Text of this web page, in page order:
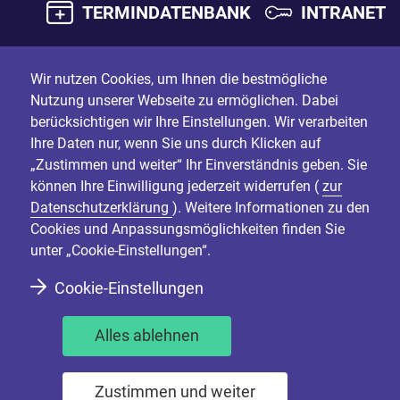
TERMINDATENBANK INTRANET
Wir nutzen Cookies, um Ihnen die bestmögliche
Nutzung unserer Webseite zu ermöglichen. Dabei
berücksichtigen wir Ihre Einstellungen. Wir verarbeiten
Ihre Daten nur, wenn Sie uns durch Klicken auf
„Zustimmen und weiter“ Ihr Einverständnis geben. Sie
können Ihre Einwilligung jederzeit widerrufen ( zur
Datenschutzerklärung ). Weitere Informationen zu den
Cookies und Anpassungsmöglichkeiten finden Sie
unter „Cookie-Einstellungen“.
Cookie-Einstellungen
Alles ablehnen
Zustimmen und weiter